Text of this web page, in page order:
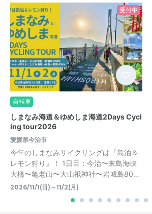
受付中
自転車
しまなみ海道＆ゆめしま海道2Days Cycl
ing tour2026
愛媛県今治市
今年のしまなみサイクリングは『島泊＆
レモン狩り』！ 1日目：今治〜来島海峡
大橋〜亀老山〜大山祇神社〜岩城島80…
2026/11/1(日)～11/2(月)